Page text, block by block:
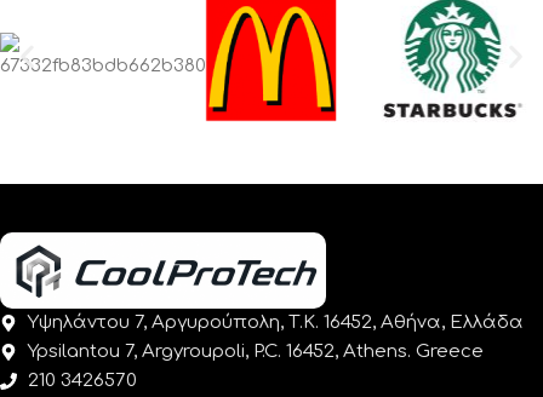
Υψηλάντου 7, Αργυρούπολη, Τ.Κ. 16452, Αθήνα, Ελλάδα
Ypsilantou 7, Argyroupoli, P.C. 16452, Athens. Greece
210 3426570